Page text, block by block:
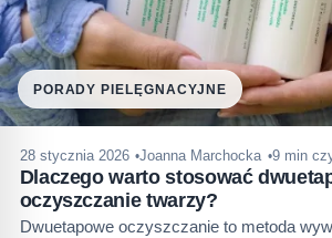
PORADY PIELĘGNACYJNE
28 stycznia 2026 Joanna Marchocka 9 min
Dlaczego warto stosować
oczyszczanie twarzy?
Dwuetapowe oczyszczanie to metoda